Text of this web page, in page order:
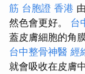
筋 台胞證 香港
然色會更好。 台
蓋皮膚細胞的角
台中整骨神醫 經
就會吸收在皮膚